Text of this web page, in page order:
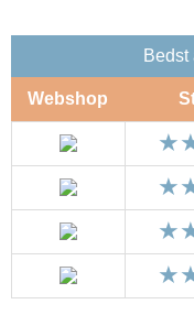
Bedst
Webshop